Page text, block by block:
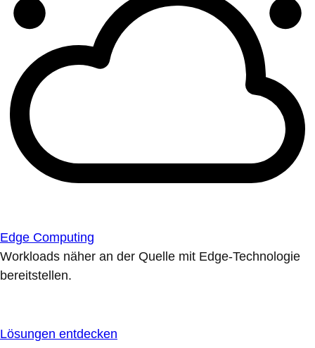
Edge Computing
Workloads näher an der Quelle mit Edge-Technologie
bereitstellen.
Lösungen entdecken